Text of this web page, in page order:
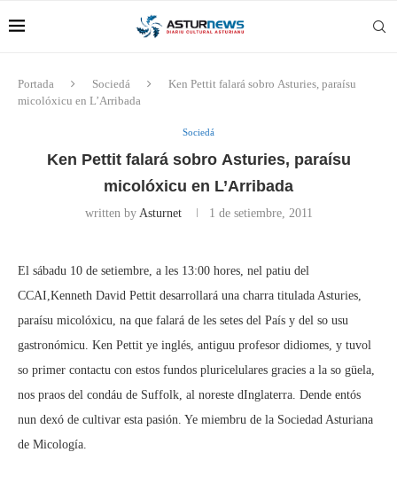
Portada Sociedá
Ken Pettit falará sobro Asturies, paraísu
micolóxicu en L’Arribada
Sociedá
Ken Pettit falará sobro Asturies, paraísu
micolóxicu en L’Arribada
written by Asturnet 1 de setiembre, 2011
El sábadu 10 de setiembre, a les 13:00 hores, nel patiu del
CCAI,Kenneth David Pettit desarrollará una charra titulada Asturies,
paraísu micolóxicu, na que falará de les setes del País y del so usu
gastronómicu. Ken Pettit ye inglés, antiguu profesor didiomes, y tuvol
so primer contactu con estos fundos pluricelulares gracies a la so güela,
nos praos del condáu de Suffolk, al noreste dInglaterra. Dende entós
nun dexó de cultivar esta pasión. Ye miembru de la Sociedad Asturiana
de Micología.